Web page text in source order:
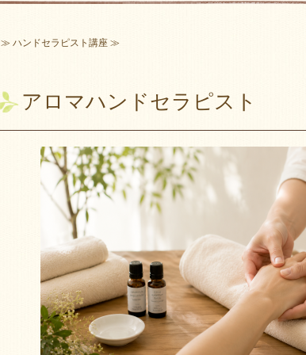
≫ ハンドセラピスト講座 ≫
アロマハンドセラピスト